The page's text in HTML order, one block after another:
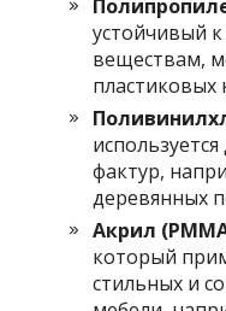
устойчивый
веществам,
пластиковых
фактур,
деревянных
Акрил
который
стильных и